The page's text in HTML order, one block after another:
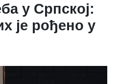
у Српској:
је рођено у